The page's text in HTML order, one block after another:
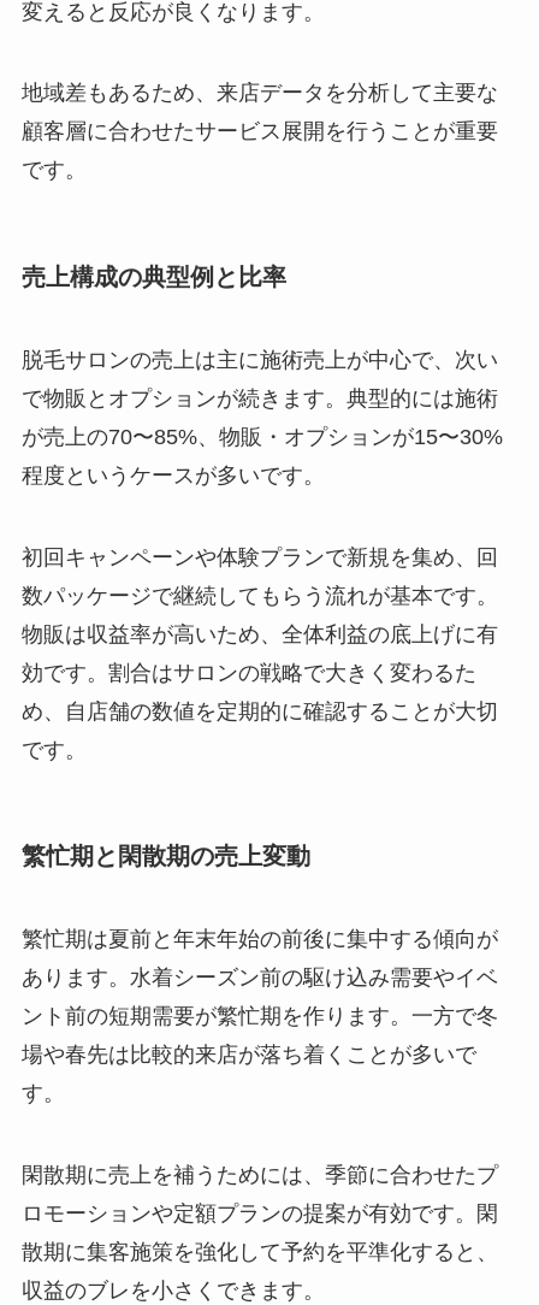
変えると反応が良くなります。
地域差もあるため、来店データを分析して主要な
顧客層に合わせたサービス展開を行うことが重要
です。
売上構成の典型例と比率
脱毛サロンの売上は主に施術売上が中心で、次い
で物販とオプションが続きます。典型的には施術
が売上の70〜85%、物販・オプションが15〜30%
程度というケースが多いです。
初回キャンペーンや体験プランで新規を集め、回
数パッケージで継続してもらう流れが基本です。
物販は収益率が高いため、全体利益の底上げに有
効です。割合はサロンの戦略で大きく変わるた
め、自店舗の数値を定期的に確認することが大切
です。
繁忙期と閑散期の売上変動
繁忙期は夏前と年末年始の前後に集中する傾向が
あります。水着シーズン前の駆け込み需要やイベ
ント前の短期需要が繁忙期を作ります。一方で冬
場や春先は比較的来店が落ち着くことが多いで
す。
閑散期に売上を補うためには、季節に合わせたプ
ロモーションや定額プランの提案が有効です。閑
散期に集客施策を強化して予約を平準化すると、
収益のブレを小さくできます。